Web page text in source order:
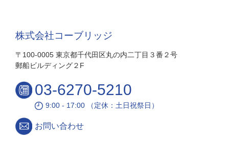
株式会社コーブリッジ
〒100-0005 東京都千代田区丸の内二丁目３番２号
郵船ビルディング２F
03-6270-5210
9:00 - 17:00 （定休：土日祝祭日）
お問い合わせ